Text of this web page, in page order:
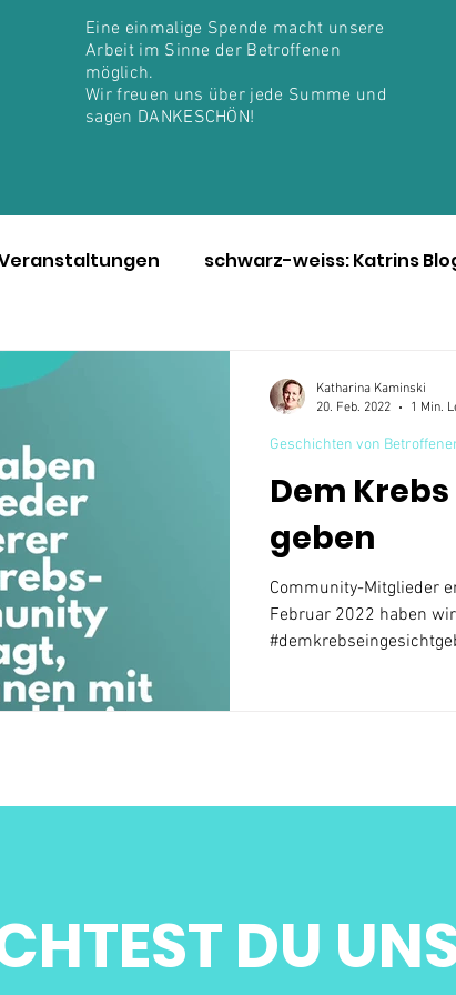
Eine einmalige Spende macht unsere
Arbeit im Sinne der Betroffenen
möglich.
Wir freuen uns über jede Summe und
sagen DANKESCHÖN!
schwarz-weiss: Katrins
Awareness Monat Mai
Hautkrebs-Screening Julie
Dem
geben
Community-Mitglieder
Februar 2022 haben
Geschichten von
Katharina Kaminski
20. Feb. 2022
1 Min.
DU